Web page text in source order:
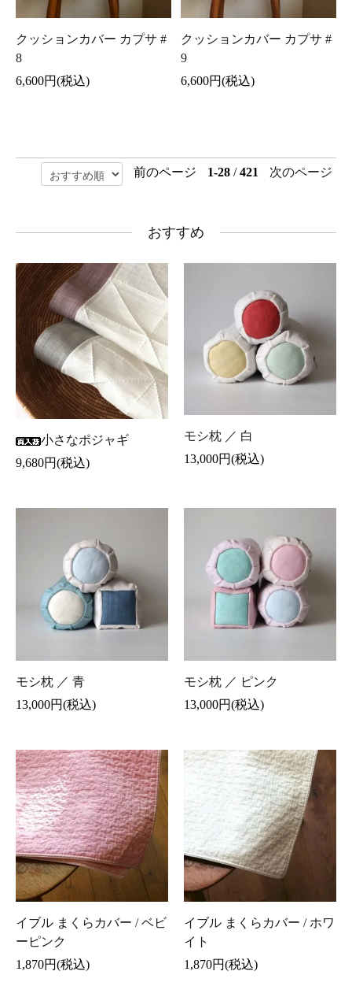
クッションカバー カプサ #
8
6,600円(税込)
クッションカバー カプサ #
9
6,600円(税込)
前のページ 1-28 /421 次のページ
おすすめ
小さなポジャギ
9,680円(税込)
モシ枕 ／ 白
13,000円(税込)
モシ枕 ／ 青
13,000円(税込)
モシ枕 ／ ピンク
13,000円(税込)
イブル まくらカバー / ベビ
ーピンク
1,870円(税込)
イブル まくらカバー / ホワ
イト
1,870円(税込)